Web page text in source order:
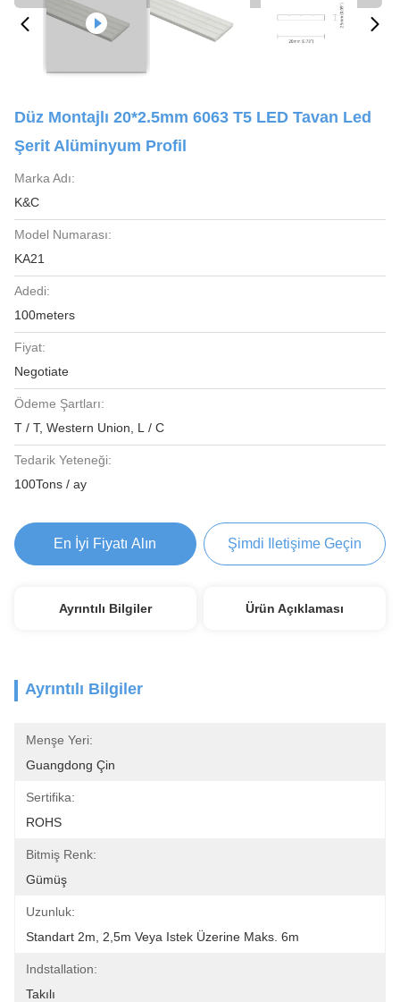
Düz Montajlı 20*2.5mm 6063 T5 LED Tavan Led
Şerit Alüminyum Profil
Marka Adı:
K&C
Model Numarası:
KA21
Adedi:
100meters
Fiyat:
Negotiate
Ödeme Şartları:
T / T, Western Union, L / C
Tedarik Yeteneği:
100Tons / ay
En İyi Fiyatı Alın Şimdi Iletişime Geçin
Ayrıntılı Bilgiler Ürün Açıklaması
Ayrıntılı Bilgiler
Menşe Yeri:
Guangdong Çin
Sertifika:
ROHS
Bitmiş Renk:
Gümüş
Uzunluk:
Standart 2m, 2,5m Veya Istek Üzerine Maks. 6m
Indstallation:
Takılı